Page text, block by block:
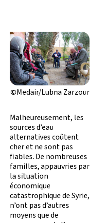
©Medair/Lubna Zarzour
Malheureusement, les
sources d’eau
alternatives coûtent
cher et ne sont pas
fiables. De nombreuses
familles, appauvries par
la situation
économique
catastrophique de Syrie,
n’ont pas d’autres
moyens que de